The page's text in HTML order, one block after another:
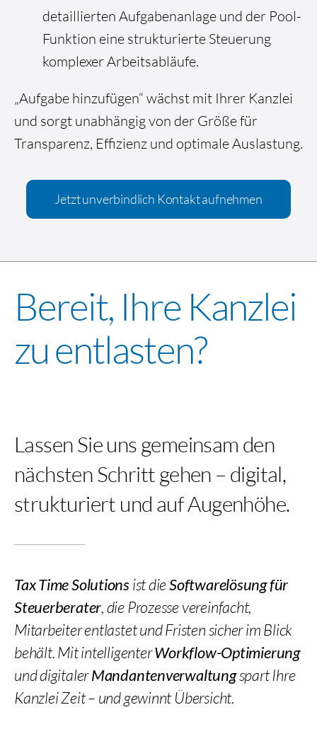
detaillierten Aufgabenanlage und der Pool-
Funktion eine strukturierte Steuerung
komplexer Arbeitsabläufe.
„Aufgabe hinzufügen“ wächst mit Ihrer Kanzlei
und sorgt unabhängig von der Größe für
Transparenz, Effizienz und optimale Auslastung.
Jetzt unverbindlich Kontakt aufnehmen
Bereit, Ihre Kanzlei
zu entlasten?
Lassen Sie uns gemeinsam den
nächsten Schritt gehen – digital,
strukturiert und auf Augenhöhe.
Tax Time Solutionsist dieSoftwarelösung für
Steuerberater, die Prozesse vereinfacht,
Mitarbeiter entlastet und Fristen sicher im Blick
behält. Mit intelligenterWorkflow-Optimierung
und digitalerMandantenverwaltungspart Ihre
Kanzlei Zeit – und gewinnt Übersicht.